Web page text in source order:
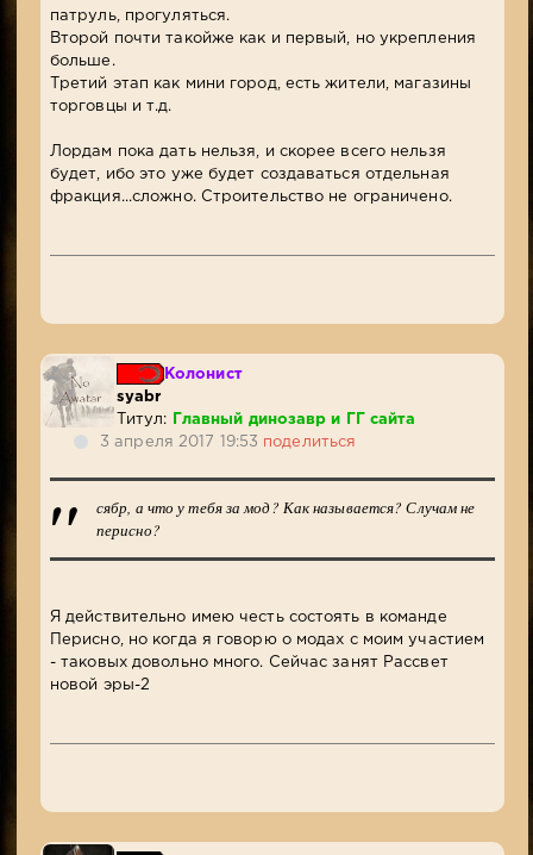
патруль, прогуляться.
Второй почти такойже как и первый, но укрепления
больше.
Третий этап как мини город, есть жители, магазины
торговцы и т.д.
Лордам пока дать нельзя, и скорее всего нельзя
будет, ибо это уже будет создаваться отдельная
фракция...сложно. Строительство не ограничено.
Колонист
syabr
Титул:
Главный динозавр и ГГ сайта
3 апреля 2017 19:53
поделиться
сябр, а что у тебя за мод? Как называется? Случам не
перисно?
Я действительно имею честь состоять в команде
Перисно, но когда я говорю о модах с моим участием
- таковых довольно много. Сейчас занят Рассвет
новой эры-2